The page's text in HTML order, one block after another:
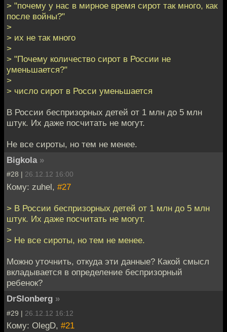
> "почему у нас в мирное врeмя сирот так много, как
после войны?"
>
> их не так много
>
> "Почему количeство сирот в России не
уменьшается?"
>
> число сирот в Росси уменьшается
В России беспризорных детей от 1 млн до 5 млн
штук. Их даже посчитать не могут.
Не все сироты, но тем не менее.
Bigkola »
#28 | 26.12.12 16:00
Кому: zuhel, #27
> В России беспризорных детей от 1 млн до 5 млн
штук. Их даже посчитать не могут.
>
> Не все сироты, но тем не менее.
Можно уточнить, откуда эти данные? Какой смысл
вкладывается в определение беспризорный
ребенок?
DrSlonberg »
#29 | 26.12.12 16:12
Кому: OlegD, #21